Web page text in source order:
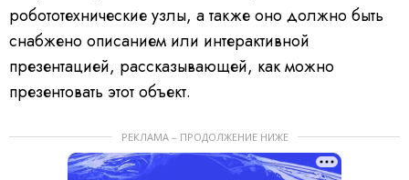
робототехнические узлы, а также оно должно быть
снабжено описанием или интерактивной
презентацией, рассказывающей, как можно
презентовать этот объект.
РЕКЛАМА – ПРОДОЛЖЕНИЕ НИЖЕ